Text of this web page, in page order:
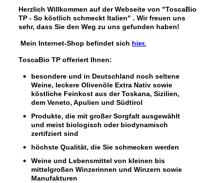
Herzlich Willkommen auf der Webseite von "ToscaBio
TP - So köstlich schmeckt Italien" . Wir freuen uns
sehr, dass Sie den Weg zu uns gefunden haben!
Mein Internet-Shop befindet sich hier.
ToscaBio TP offeriert Ihnen:
besondere und in Deutschland noch seltene
Weine, leckere Olivenöle Extra Nativ sowie
köstliche Feinkost aus der Toskana, Sizilien,
dem Veneto, Apulien und Südtirol
Produkte, die mit großer Sorgfalt ausgewählt
und meist biologisch oder biodynamisch
zertifziert sind
höchste Qualität, die Sie schmecken werden
Weine und Lebensmittel von kleinen bis
mittelgroßen Winzerinnen und Winzern sowie
Manufakturen